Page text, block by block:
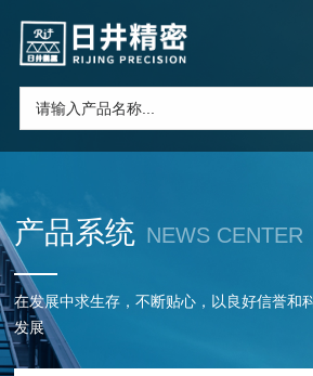
产品系统 NEWS CENTER
在发展中求生存，不断贴心，以良好信誉和
发展